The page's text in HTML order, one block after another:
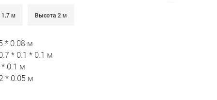
1.7 м Высота 2 м
* 0.08 м
* 0.1 * 0.1 м
* 0.1 м
* 0.05 м